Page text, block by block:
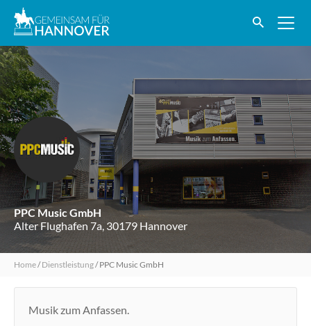
PPC Music GmbH
Alter Flughafen 7a, 30179 Hannover
Home/Dienstleistung/PPC Music GmbH
Musik zum Anfassen.